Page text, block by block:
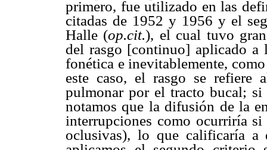
primero, fue utilizado en las
citadas de 1952 y 1956 y el
Halle (op.cit.), el cual tuvo
del rasgo [continuo] aplicado a
fonética e inevitablemente,
este caso, el rasgo se
pulmonar por el tracto bucal;
notamos que la difusión de la
interrupciones como ocurriría
oclusivas), lo que calificaría a